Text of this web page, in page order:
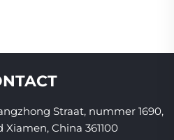
Straat, nummer 1690,
China 361100